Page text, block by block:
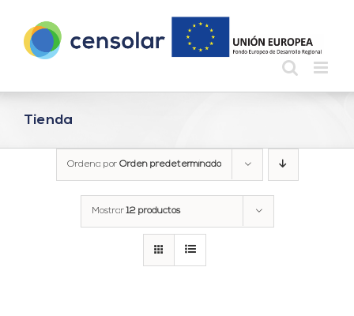
contenido
Tienda
Ordena por Orden predeterminado
Mostrar12 productos